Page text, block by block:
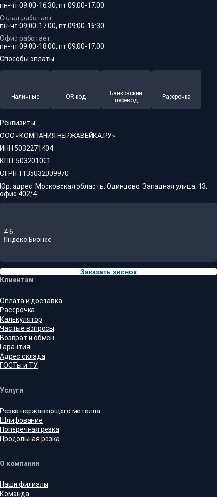
пн-чт 09:00-16:30, пт 09:00-17:00
Склад работает:
пн-чт 09:00-17:00, пт 09:00-16:30
Офис работает:
пн-чт 09:00-18:00, пт 09:00-17:00
Способы оплаты
Наличные QR-код
Банковский
перевод
Рассрочка
Реквизиты:
ООО «КОМПАНИЯ НЕРЖАВЕЙКА.РУ»
ИНН 5032271404
КПП: 503201001
ОГРН 1135032009970
Юр. адрес: Московская область, Одинцово, Западная улица, 13,
офис 402/4
4.6
Яндекс.Бизнес
Заказать звонок
Клиентам
Оплата и доставка
Рассрочка
Калькулятор
Частые вопросы
Возврат и обмен
Гарантия
Адрес склада
ГОСТы и ТУ
Услуги
Резка нержавеющего металла
Шлифование
Поперечная резка
Продольная резка
О компании
Наши филиалы
Команда